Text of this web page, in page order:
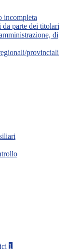
incompleta
parte dei titolari
di
provinciali
1